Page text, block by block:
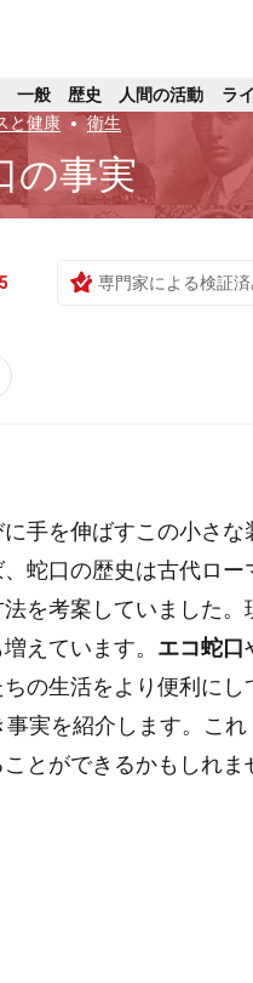
一般 歴史 人間の活動 ラ
と健康 衛生
の事実
専門家による検証済
手を伸ばすこの小さな
蛇口の歴史は古代ロー
を考案していました。
えています。 エコ蛇口
の生活をより便利にし
実を紹介します。これ
とができるかもしれま